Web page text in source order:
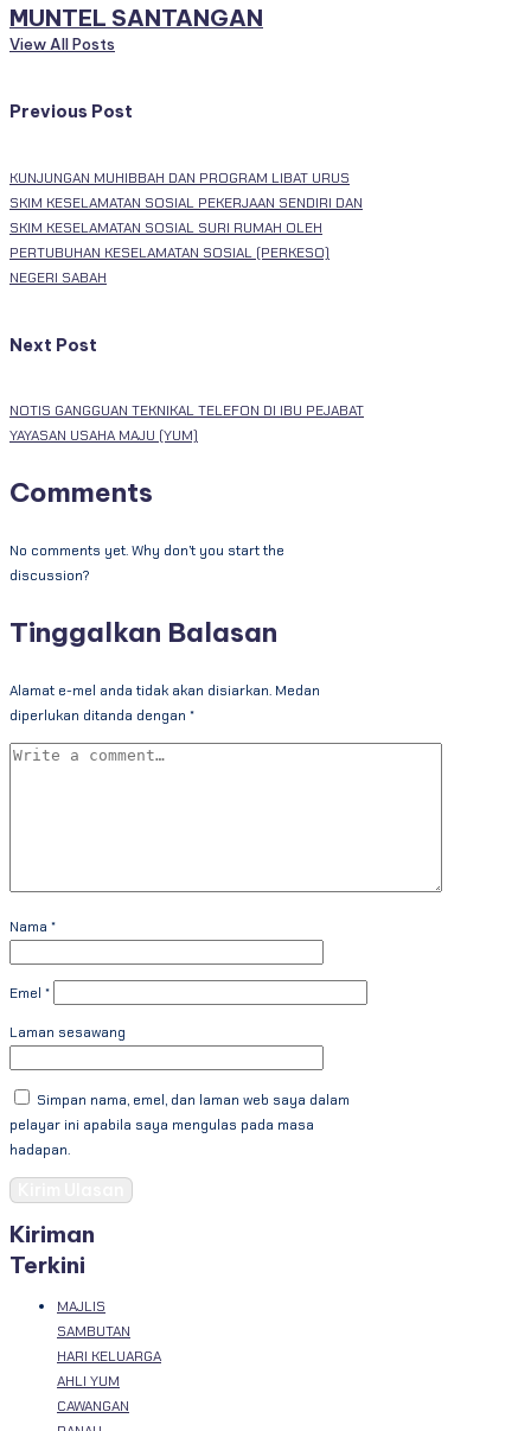
MUNTEL SANTANGAN
View All Posts
Previous Post
KUNJUNGAN MUHIBBAH DAN PROGRAM LIBAT URUS
SKIM KESELAMATAN SOSIAL PEKERJAAN SENDIRI DAN
SKIM KESELAMATAN SOSIAL SURI RUMAH OLEH
PERTUBUHAN KESELAMATAN SOSIAL (PERKESO)
NEGERI SABAH
Next Post
NOTIS GANGGUAN TEKNIKAL TELEFON DI IBU PEJABAT
YAYASAN USAHA MAJU (YUM)
Comments
No comments yet. Why don’t you start the
discussion?
Tinggalkan Balasan
Alamat e-mel anda tidak akan disiarkan. Medan
diperlukan ditanda dengan *
Nama *
Emel *
Laman sesawang
Simpan nama, emel, dan laman web saya dalam
pelayar ini apabila saya mengulas pada masa
hadapan.
Kiriman
Terkini
MAJLIS
SAMBUTAN
HARI KELUARGA
AHLI YUM
CAWANGAN